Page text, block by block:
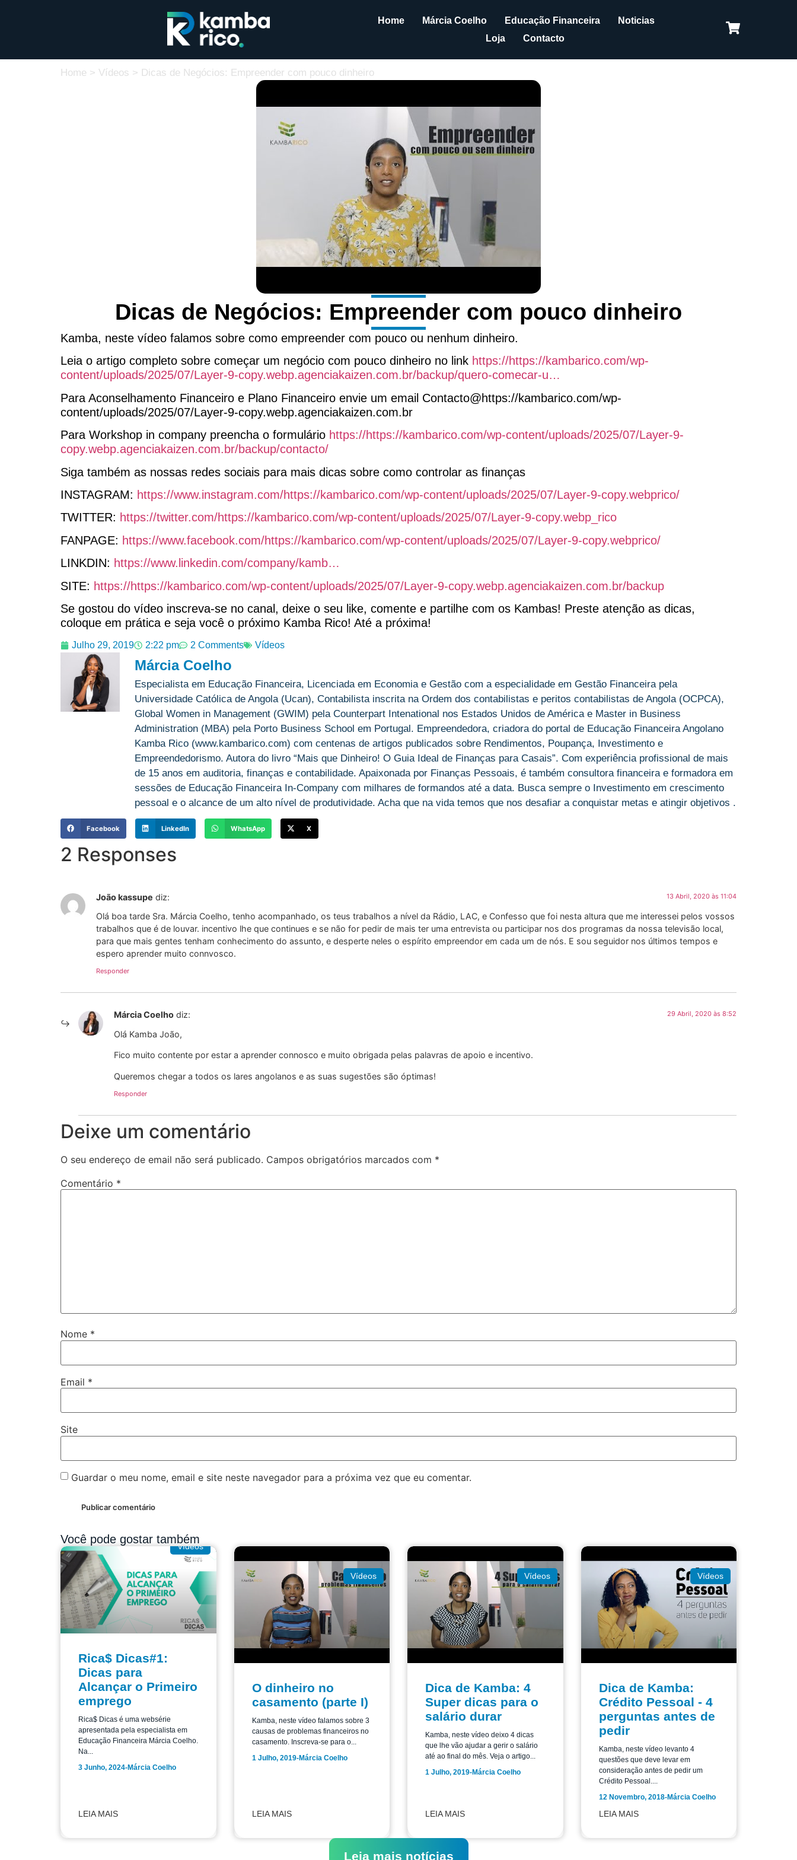
Home Márcia Coelho Educação Financeira
Noticias
Loja
Contacto
Home > Vídeos > Dicas de Negócios: Empreender com pouco dinheiro
Dicas de Negócios: Empreender com pouco dinheiro
Kamba, neste vídeo falamos sobre como empreender com pouco ou nenhum dinheiro.
Leia o artigo completo sobre começar um negócio com pouco dinheiro no link https://https://kambarico.com/wp-
content/uploads/2025/07/Layer-9-copy.webp.agenciakaizen.com.br/backup/quero-comecar-u…
Para Aconselhamento Financeiro e Plano Financeiro envie um email Contacto@https://kambarico.com/wp-
content/uploads/2025/07/Layer-9-copy.webp.agenciakaizen.com.br
Para Workshop in company preencha o formulário https://https://kambarico.com/wp-content/uploads/2025/07/Layer-9-
copy.webp.agenciakaizen.com.br/backup/contacto/
Siga também as nossas redes sociais para mais dicas sobre como controlar as finanças
INSTAGRAM: https://www.instagram.com/https://kambarico.com/wp-content/uploads/2025/07/Layer-9-copy.webprico/
TWITTER: https://twitter.com/https://kambarico.com/wp-content/uploads/2025/07/Layer-9-copy.webp_rico
FANPAGE: https://www.facebook.com/https://kambarico.com/wp-content/uploads/2025/07/Layer-9-copy.webprico/
LINKDIN: https://www.linkedin.com/company/kamb…
SITE: https://https://kambarico.com/wp-content/uploads/2025/07/Layer-9-copy.webp.agenciakaizen.com.br/backup
Se gostou do vídeo inscreva-se no canal, deixe o seu like, comente e partilhe com os Kambas! Preste atenção as dicas,
coloque em prática e seja você o próximo Kamba Rico! Até a próxima!
Julho 29, 2019 2:22 pm 2 Comments Vídeos
Márcia Coelho
Especialista em Educação Financeira, Licenciada em Economia e Gestão com a especialidade em Gestão Financeira pela
Universidade Católica de Angola (Ucan), Contabilista inscrita na Ordem dos contabilistas e peritos contabilistas de Angola (OCPCA),
Global Women in Management (GWIM) pela Counterpart Intenational nos Estados Unidos de América e Master in Business
Administration (MBA) pela Porto Business School em Portugal. Empreendedora, criadora do portal de Educação Financeira Angolano
Kamba Rico (www.kambarico.com) com centenas de artigos publicados sobre Rendimentos, Poupança, Investimento e
Empreendedorismo. Autora do livro “Mais que Dinheiro! O Guia Ideal de Finanças para Casais”. Com experiência profissional de mais
de 15 anos em auditoria, finanças e contabilidade. Apaixonada por Finanças Pessoais, é também consultora financeira e formadora em
sessões de Educação Financeira In-Company com milhares de formandos até a data. Busca sempre o Investimento em crescimento
pessoal e o alcance de um alto nível de produtividade. Acha que na vida temos que nos desafiar a conquistar metas e atingir objetivos .
Facebook LinkedIn WhatsApp X
2 Responses
João kassupe diz: 13 Abril, 2020 às 11:04
Olá boa tarde Sra. Márcia Coelho, tenho acompanhado, os teus trabalhos a nível da Rádio, LAC, e Confesso que foi nesta altura que me interessei pelos vossos
trabalhos que é de louvar. incentivo lhe que continues e se não for pedir de mais ter uma entrevista ou participar nos dos programas da nossa televisão local,
para que mais gentes tenham conhecimento do assunto, e desperte neles o espírito empreendor em cada um de nós. E sou seguidor nos últimos tempos e
espero aprender muito connvosco.
Responder
Márcia Coelho diz: 29 Abril, 2020 às 8:52
Olá Kamba João,
Fico muito contente por estar a aprender connosco e muito obrigada pelas palavras de apoio e incentivo.
Queremos chegar a todos os lares angolanos e as suas sugestões são óptimas!
Responder
Deixe um comentário
O seu endereço de email não será publicado. Campos obrigatórios marcados com *
Comentário *
Nome *
Email *
Site
Guardar o meu nome, email e site neste navegador para a próxima vez que eu comentar.
Você pode gostar também
Vídeos
Rica$ Dicas#1:
Dicas para
Alcançar o Primeiro
emprego
Rica$ Dicas é uma websérie
apresentada pela especialista em
Educação Financeira Márcia Coelho.
Na...
3 Junho, 2024-Márcia Coelho
LEIA MAIS
Vídeos
O dinheiro no
casamento (parte I)
Kamba, neste vídeo falamos sobre 3
causas de problemas financeiros no
casamento. Inscreva-se para o...
1 Julho, 2019-Márcia Coelho
LEIA MAIS
Vídeos
Dica de Kamba: 4
Super dicas para o
salário durar
Kamba, neste vídeo deixo 4 dicas
que lhe vão ajudar a gerir o salário
até ao final do mês. Veja o artigo...
1 Julho, 2019-Márcia Coelho
LEIA MAIS
Vídeos
Dica de Kamba:
Crédito Pessoal - 4
perguntas antes de
pedir
Kamba, neste vídeo levanto 4
questões que deve levar em
consideração antes de pedir um
Crédito Pessoal....
12 Novembro, 2018-Márcia Coelho
LEIA MAIS
Leia mais notícias